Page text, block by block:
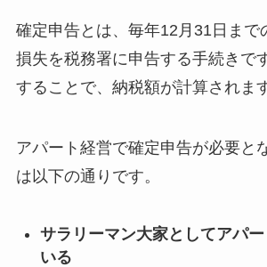
確定申告とは、毎年12月31日まで
損失を税務署に申告する手続きで
することで、納税額が計算されます
アパート経営で確定申告が必要と
は以下の通りです。
サラリーマン大家としてアパ
いる